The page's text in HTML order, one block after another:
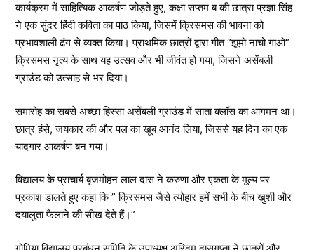
कार्यक्रम में साहित्यिक आकर्षण जोड़ते हुए, कक्षा सप्तम ब की छात्रा प्रज्ञा सिंह
ने एक सुंदर हिंदी कविता का पाठ किया, जिसमें क्रिसमस की भावना को
प्रभावशाली ढंग से व्यक्त किया। प्राथमिक छात्रों द्वारा गीत “झूमो नाचो गाओ”
क्रिसमस नृत्य के साथ यह उत्सव और भी जीवंत हो गया, जिसने असेंबली
ग्राउंड को उत्साह से भर दिया।
समारोह का सबसे अच्छा हिस्सा असेंबली ग्राउंड में सांता क्लॉस का आगमन था।
छात्र हंसे, जयकार की और पल का खूब आनंद लिया, जिससे यह दिन का एक
यादगार आकर्षण बन गया।
विद्यालय के प्राचार्य बृजमोहन लाल दास ने करुणा और एकता के मूल्य पर
प्रकाश डालते हुए कहा कि ” क्रिसमस जैसे त्योहार हमें सभी के बीच खुशी और
दयालुता फैलाने की सीख देते हैं।”